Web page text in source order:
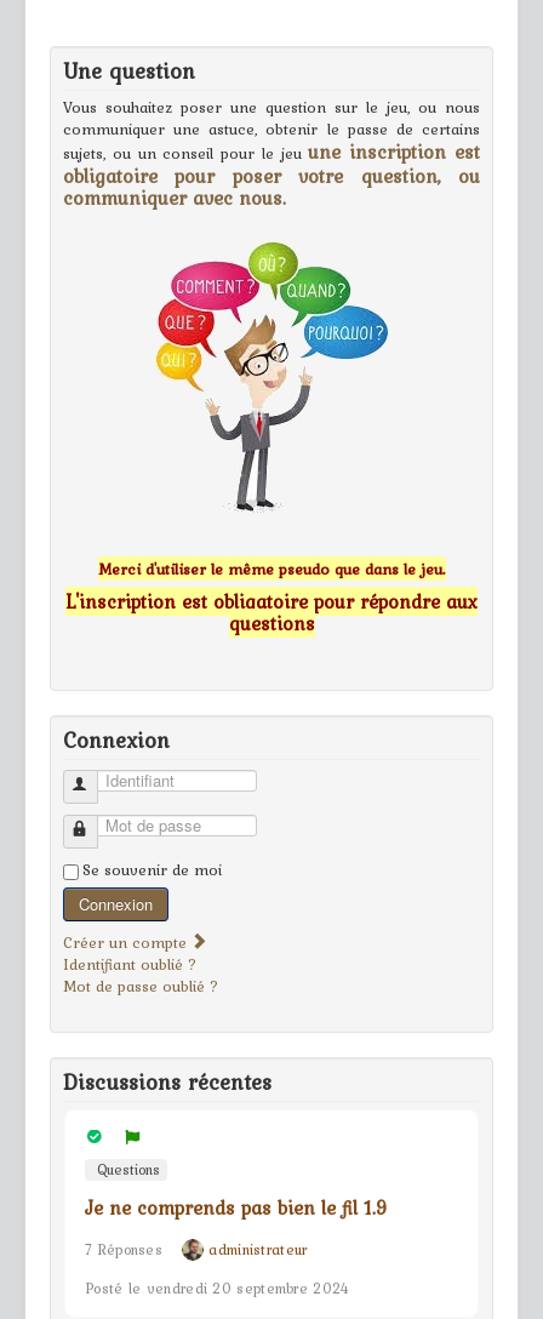
Une question
Vous souhaitez poser une question sur le jeu, ou nous
communiquer une astuce, obtenir le passe de certains
sujets, ou un conseil pour le jeuune inscription est
obligatoire pour poser votre question, ou
communiquer avec nous.
Merci d'utiliser le même pseudo que dans le jeu.
L'inscription est obligatoire pour répondre aux
questions
Connexion
Identifiant
Mot de passe
Se souvenir de moi
Connexion
Créer un compte
Identifiant oublié ?
Mot de passe oublié ?
Discussions récentes
Questions
Je ne comprends pas bien le fil 1.9
7 Réponses
administrateur
Posté le vendredi 20 septembre 2024